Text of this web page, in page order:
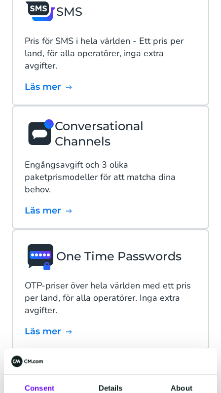
Consent Details About
SMS
Pris för SMS i hela världen - Ett pris per
land, för alla operatörer, inga extra
avgifter.
Läs mer
Conversational
Channels
Engångsavgift och 3 olika
paketprismodeller för att matcha dina
behov.
Läs mer
One Time Passwords
OTP-priser över hela världen med ett pris
per land, för alla operatörer. Inga extra
avgifter.
Läs mer